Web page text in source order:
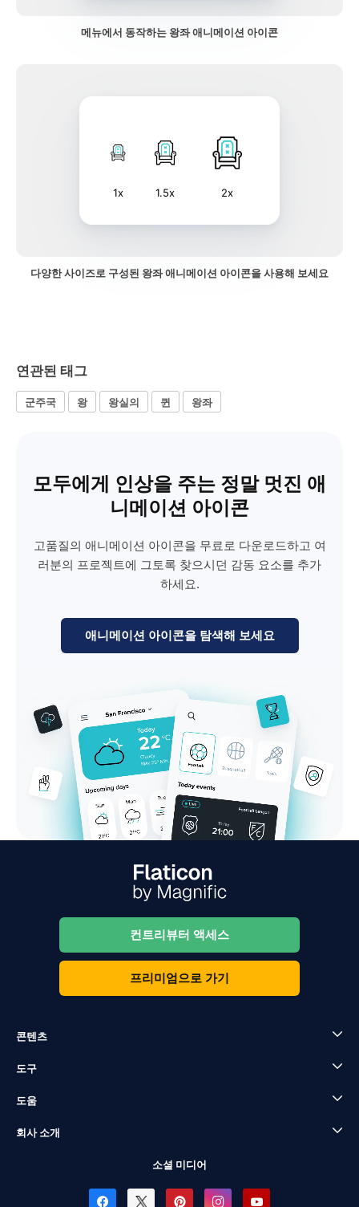
메뉴에서 동작하는 왕좌 애니메이션 아이콘
1x 1.5x 2x
다양한 사이즈로 구성된 왕좌 애니메이션 아이콘을 사용해 보세요
연관된 태그
군주국 왕 왕실의 퀸 왕좌
모두에게 인상을 주는 정말 멋진 애
니메이션 아이콘
고품질의 애니메이션 아이콘을 무료로 다운로드하고 여
러분의 프로젝트에 그토록 찾으시던 감동 요소를 추가
하세요.
애니메이션 아이콘을 탐색해 보세요
컨트리뷰터 액세스
프리미엄으로 가기
콘텐츠
도구
도움
회사 소개
소셜 미디어